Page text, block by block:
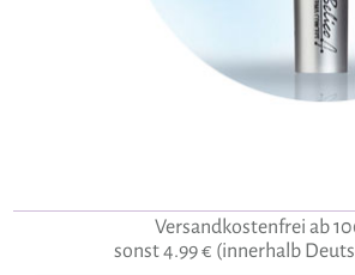
Versandkostenfrei ab
sonst 4.99 € (innerhalb